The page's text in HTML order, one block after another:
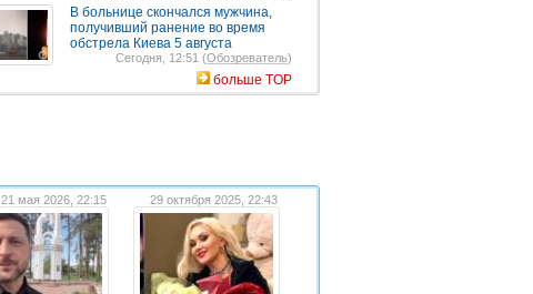
В больнице скончался мужчина,
получивший ранение во время
обстрела Киева 5 августа
Сегодня, 12:51 (Обозреватель)
больше TOP
21 мая 2026, 22:15 29 октября 2025, 22:43